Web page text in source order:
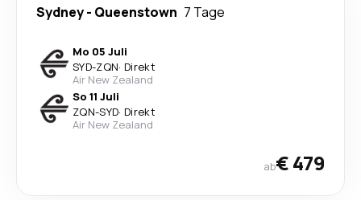
Sydney- Queenstown 7 Tage
Mo 05 Juli
SYD-ZQN· Direkt
Air New Zealand
So 11 Juli
ZQN-SYD· Direkt
Air New Zealand
ab€ 479